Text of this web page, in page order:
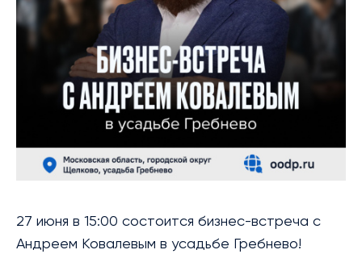
БИБЛИОТЕКА
МЕРОПРИЯТИЯ
УСЛУГИ
БЛАГОТВОРИТЕЛЬНОСТЬ
КОНТАКТЫ
27 июня в 15:00 состоится бизнес-встреча с
Андреем Ковалевым в усадьбе Гребнево!